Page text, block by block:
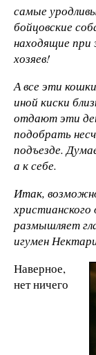
самые
бойцовские
находящие при
хозяев!
А все эти
иной киски
отдают эти
подобрать
подъезде.
а к себе.
Итак,
размышляет
игумен
Наверное,
нет ничего